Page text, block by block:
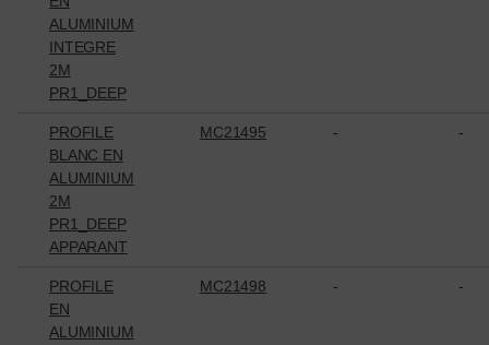
ALUMINIUM
INTEGRE
2M
PR1_DEEP
PROFILE
BLANC EN
ALUMINIUM
2M
PR1_DEEP
APPARANT
MC21495 - -
PROFILE
EN
ALUMINIUM
MC21498 - -